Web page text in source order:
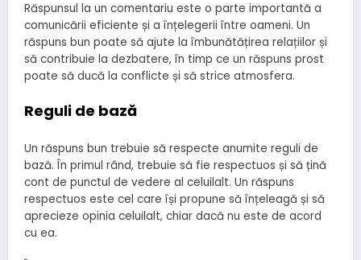
Răspunsul la un comentariu este o parte importantă a
comunicării eficiente și a înțelegerii între oameni. Un
răspuns bun poate să ajute la îmbunătățirea relațiilor și
să contribuie la dezbatere, în timp ce un răspuns prost
poate să ducă la conflicte și să strice atmosfera.
Reguli de bază
Un răspuns bun trebuie să respecte anumite reguli de
bază. În primul rând, trebuie să fie respectuos și să țină
cont de punctul de vedere al celuilalt. Un răspuns
respectuos este cel care își propune să înțeleagă și să
aprecieze opinia celuilalt, chiar dacă nu este de acord
cu ea.